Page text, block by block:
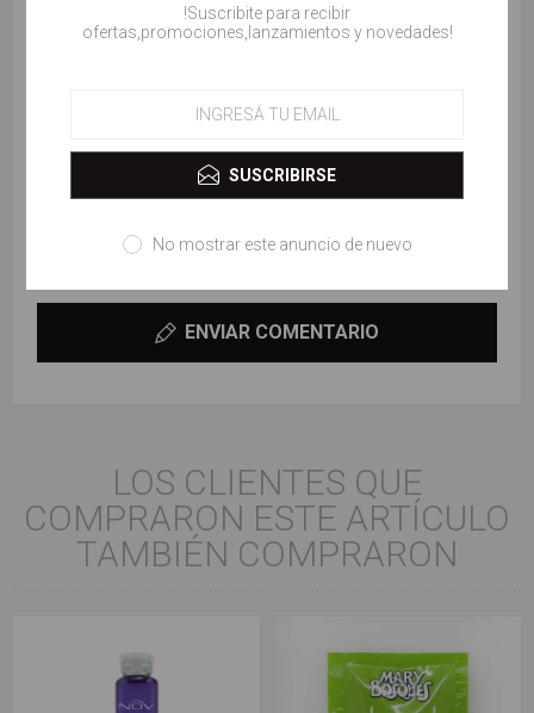
Revisar texto:
ENVIAR COMENTARIO
LOS CLIENTES QUE
COMPRARON ESTE ARTÍCULO
TAMBIÉN COMPRARON
!Suscribite para recibir
ofertas,promociones,lanzamientos y novedades!
SUSCRIBIRSE
No mostrar este anuncio de nuevo